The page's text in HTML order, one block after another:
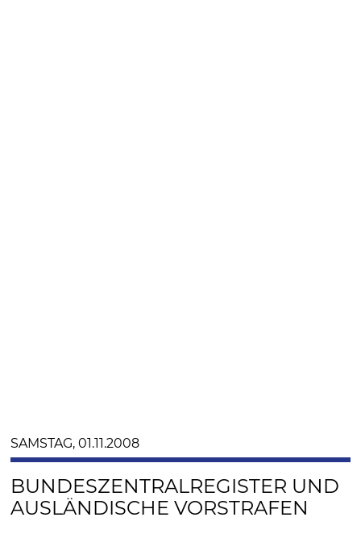
SAMSTAG, 01.11.2008
BUNDESZENTRALREGISTER UND
AUSLÄNDISCHE VORSTRAFEN